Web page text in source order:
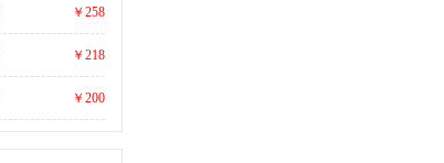
￥258
￥218
￥200